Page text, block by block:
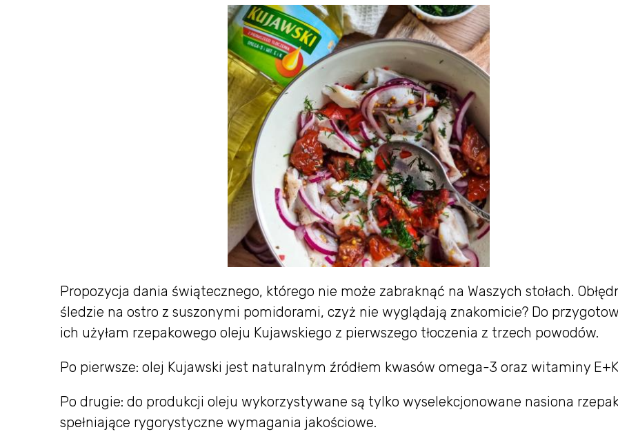
Propozycja dania świątecznego, którego nie może zabraknąć na Waszych stołach.
śledzie na ostro z suszonymi pomidorami, czyż nie wyglądają znakomicie? Do
ich użyłam rzepakowego oleju Kujawskiego z pierwszego tłoczenia z trzech powodów.
Po pierwsze: olej Kujawski jest naturalnym źródłem kwasów omega-3 oraz witaminy
Po drugie: do produkcji oleju wykorzystywane są tylko wyselekcjonowane nasiona
spełniające rygorystyczne wymagania jakościowe.